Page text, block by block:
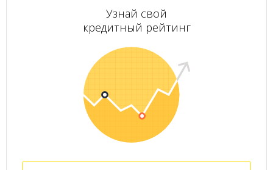
Узнай свой
кредитный рейтинг